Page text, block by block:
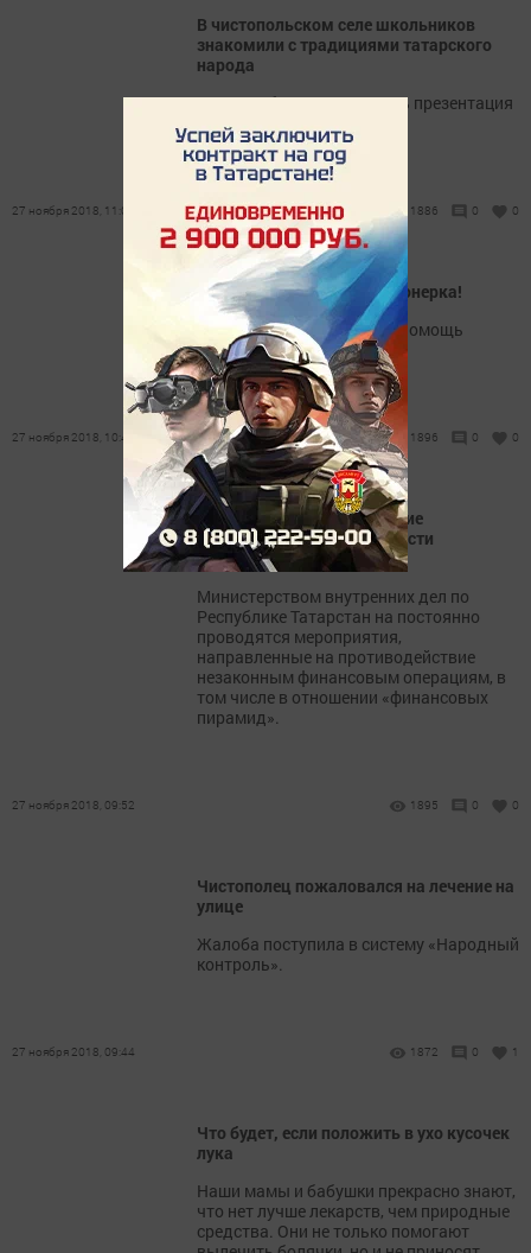
В чистопольском селе школьников
знакомили с традициями татарского
народа
В селе Кубассы состоялась презентация
«Культура Татарстана».
27 ноября 2018, 11:04 1886 0 0
Внимание! Пропала пенсионерка!
Для поисков необходима помощь
добровольцев!
27 ноября 2018, 10:41 1896 0 0
Чистопольские полицейские
предупреждают об опасности
финансовых пирамид
Министерством внутренних дел по
Республике Татарстан на постоянно
проводятся мероприятия,
направленные на противодействие
незаконным финансовым операциям, в
том числе в отношении «финансовых
пирамид».
27 ноября 2018, 09:52 1895 0 0
Чистополец пожаловался на лечение на
улице
Жалоба поступила в систему «Народный
контроль».
27 ноября 2018, 09:44 1872 0 1
Что будет, если положить в ухо кусочек
лука
Наши мамы и бабушки прекрасно знают,
что нет лучше лекарств, чем природные
средства. Они не только помогают